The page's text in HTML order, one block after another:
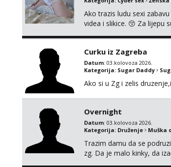
Ako trazis ludu sexi
videa i slikice. 😚 Za lijepu
Curku iz Zagreba
Datum: 03.kolovoza 2026.
Kategorija: Sugar Daddy
Ako si u Zg i zelis
Overnight
Datum: 03.kolovoza 2026.
Kategorija: Druženje Muška
Trazim damu da se
zg. Da je malo kinky, da